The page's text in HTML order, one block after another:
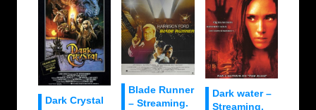
Dark Crystal
Blade Runner
– Streaming.
Dark water –
Streaming.